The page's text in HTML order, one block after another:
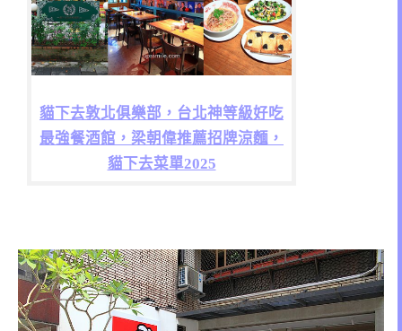
貓下去敦北俱樂部，台北神等級好吃
最強餐酒館，梁朝偉推薦招牌涼麵，
貓下去菜單2025